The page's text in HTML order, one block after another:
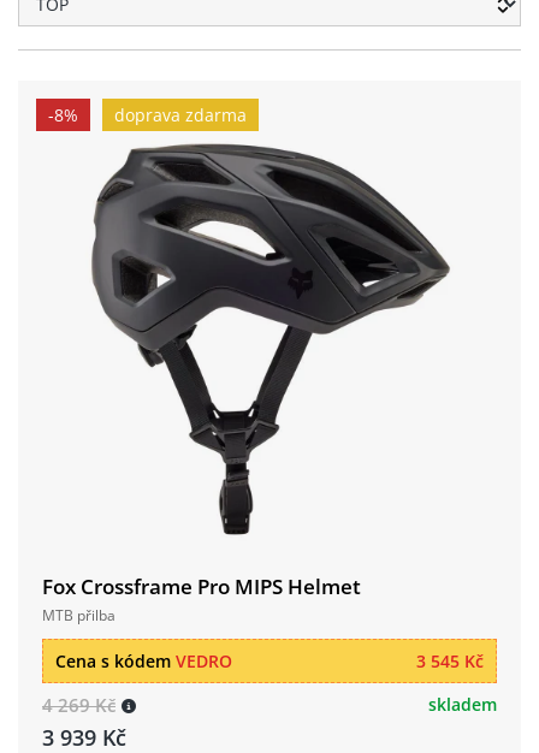
-8% doprava zdarma
Fox Crossframe Pro MIPS Helmet
MTB přilba
3 545 Kč
Cena s kódem VEDRO
4 269 Kč
3 939 Kč
skladem